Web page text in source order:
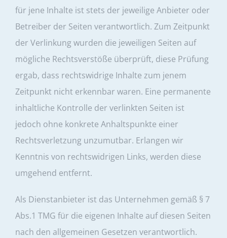
für jene Inhalte ist stets der jeweilige Anbieter oder
Betreiber der Seiten verantwortlich. Zum Zeitpunkt
der Verlinkung wurden die jeweiligen Seiten auf
mögliche Rechtsverstöße überprüft, diese Prüfung
ergab, dass rechtswidrige Inhalte zum jenem
Zeitpunkt nicht erkennbar waren. Eine permanente
inhaltliche Kontrolle der verlinkten Seiten ist
jedoch ohne konkrete Anhaltspunkte einer
Rechtsverletzung unzumutbar. Erlangen wir
Kenntnis von rechtswidrigen Links, werden diese
umgehend entfernt.
Als Dienstanbieter ist das Unternehmen gemäß § 7
Abs.1 TMG für die eigenen Inhalte auf diesen Seiten
nach den allgemeinen Gesetzen verantwortlich.